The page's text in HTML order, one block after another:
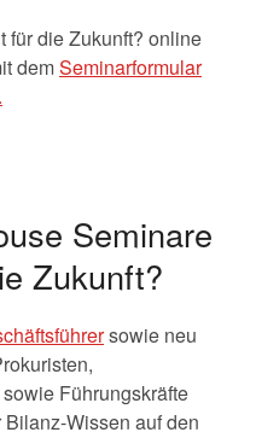
für die Zukunft? online
demSeminarformular
Seminare
Zukunft?
sowie neu
Führungskräfte
Wissen auf den